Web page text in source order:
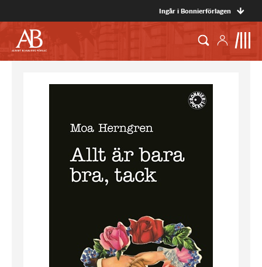
Ingår i Bonnierförlagen